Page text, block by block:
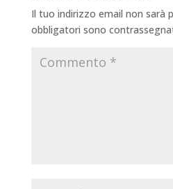
Il tuo indirizzo email non sarà
obbligatori sono